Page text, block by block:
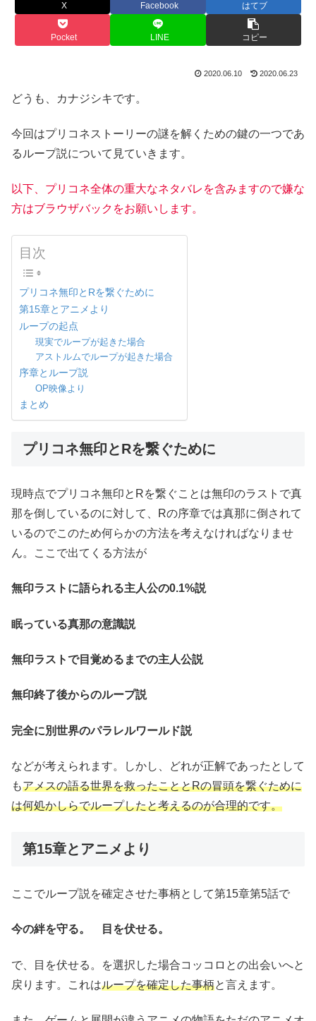
X Facebook はてブ
Pocket LINE コピー
2020.06.10 2020.06.23
どうも、カナジシキです。
今回はプリコネストーリーの謎を解くための鍵の一つであ
るループ説について見ていきます。
以下、プリコネ全体の重大なネタバレを含みますので嫌な
方はブラウザバックをお願いします。
目次
プリコネ無印とRを繋ぐために
第15章とアニメより
ループの起点
現実でループが起きた場合
アストルムでループが起きた場合
序章とループ説
OP映像より
まとめ
プリコネ無印とRを繋ぐために
現時点でプリコネ無印とRを繋ぐことは無印のラストで真
那を倒しているのに対して、Rの序章では真那に倒されて
いるのでこのため何らかの方法を考えなければなりませ
ん。ここで出てくる方法が
無印ラストに語られる主人公の0.1%説
眠っている真那の意識説
無印ラストで目覚めるまでの主人公説
無印終了後からのループ説
完全に別世界のパラレルワールド説
などが考えられます。しかし、どれが正解であったとして
もアメスの語る世界を救ったこととRの冒頭を繋ぐために
は何処かしらでループしたと考えるのが合理的です。
第15章とアニメより
ここでループ説を確定させた事柄として第15章第5話で
今の絆を守る。 目を伏せる。
で、目を伏せる。を選択した場合コッコロとの出会いへと
戻ります。これはループを確定した事柄と言えます。